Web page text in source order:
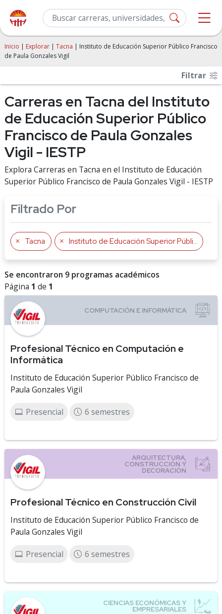
Inicio | Explorar | Tacna | Instituto de Educación Superior Público Francisco
de Paula Gonzales Vigil
Filtrar
Carreras en Tacna del Instituto
de Educación Superior Público
Francisco de Paula Gonzales
Vigil - IESTP
Explora Carreras en Tacna en el Instituto de Educación
Superior Público Francisco de Paula Gonzales Vigil - IESTP
Filtrado Por
Tacna Instituto de Educación Superior Público Francisco de Paula Gonzales Vigil
Se encontraron 9 programas académicos
Página 1 de 1
Profesional Técnico en Computación e
Informática
Instituto de Educación Superior Público Francisco de
Paula Gonzales Vigil
Presencial 6 semestres
Profesional Técnico en Construcción Civil
Instituto de Educación Superior Público Francisco de
Paula Gonzales Vigil
Presencial 6 semestres